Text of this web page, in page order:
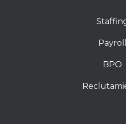
Payroll
BPO